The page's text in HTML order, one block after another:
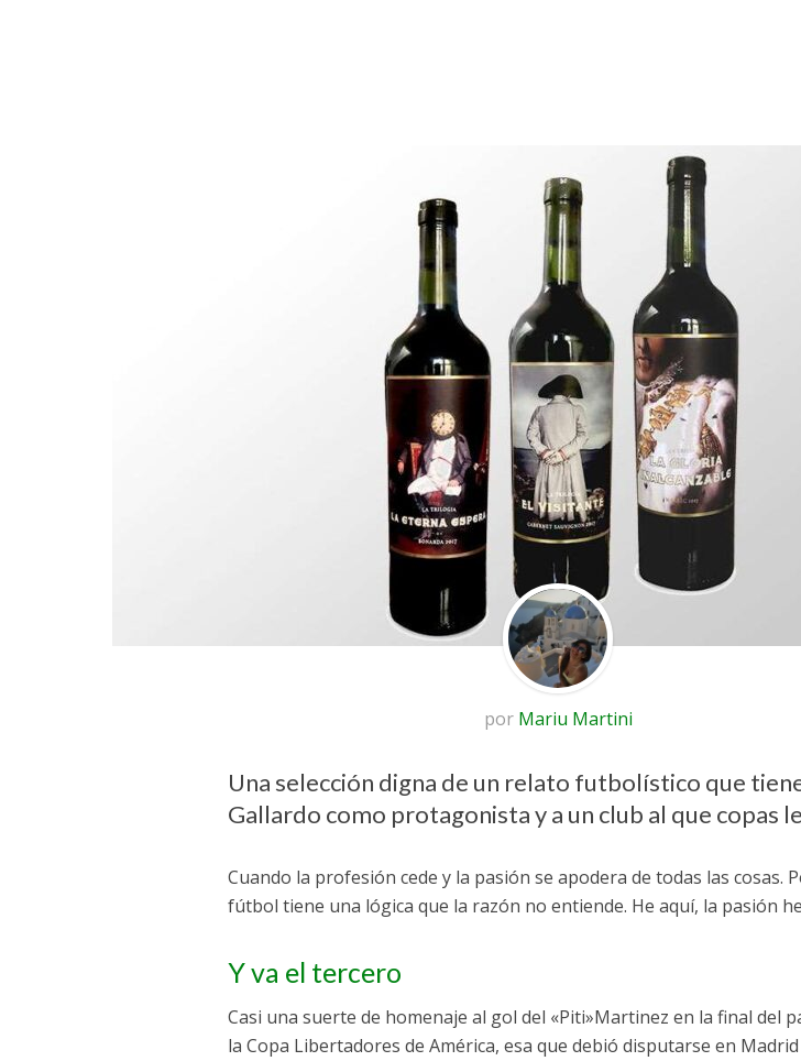
por Mariu Martini
Una selección digna de un relato futbolístico que
Gallardo como protagonista y a un club al que copas
Cuando la profesión cede y la pasión se apodera de todas las cosas.
fútbol tiene una lógica que la razón no entiende. He aquí, la pasión
Y va el tercero
Casi una suerte de homenaje al gol del «Piti»Martinez en la final del
la Copa Libertadores de América, esa que debió disputarse en